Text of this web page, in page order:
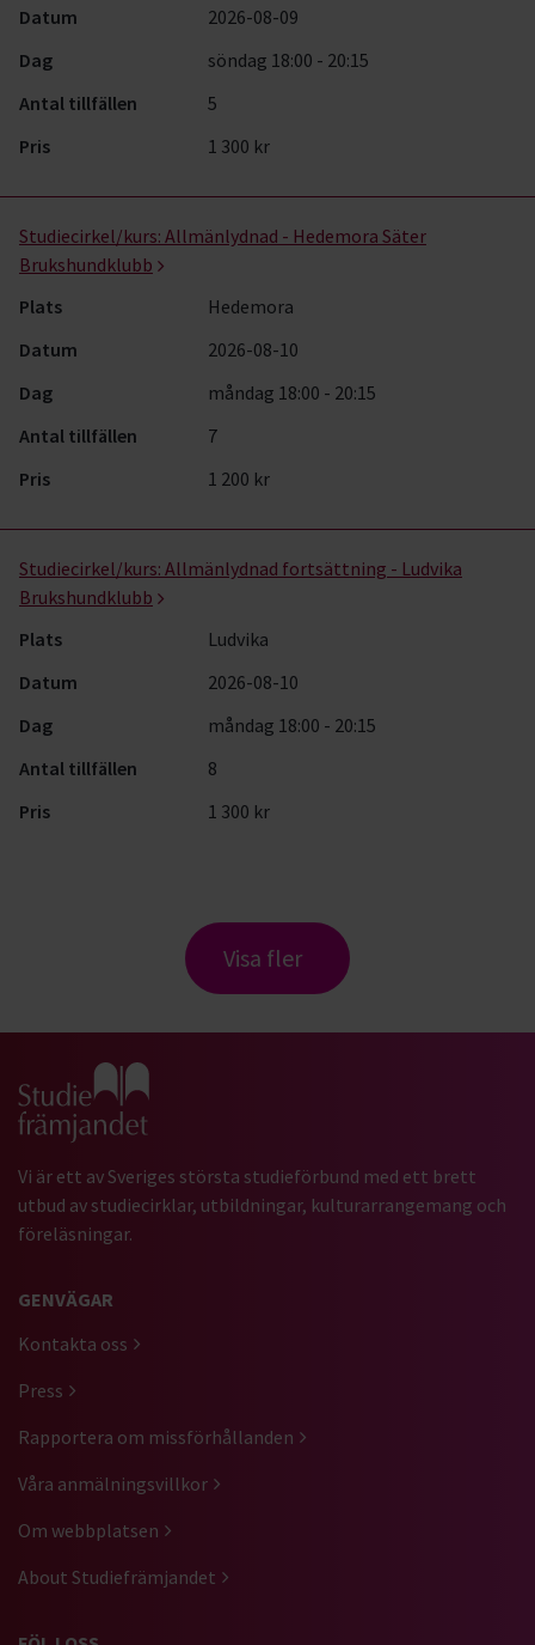
Datum
2026-08-09
Dag
söndag 18:00 - 20:15
Antal tillfällen
5
Pris
1 300 kr
Studiecirkel/kurs: Allmänlydnad - Hedemora Säter
Brukshundklubb
Plats
Hedemora
Datum
2026-08-10
Dag
måndag 18:00 - 20:15
Antal tillfällen
7
Pris
1 200 kr
Studiecirkel/kurs: Allmänlydnad fortsättning - Ludvika
Brukshundklubb
Plats
Ludvika
Datum
2026-08-10
Dag
måndag 18:00 - 20:15
Antal tillfällen
8
Pris
1 300 kr
Visa fler
Gå till studiefrämjandets startsida
Vi är ett av Sveriges största studieförbund med ett brett
utbud av studiecirklar, utbildningar, kulturarrangemang och
föreläsningar.
GENVÄGAR
Kontakta oss
Press
Rapportera om missförhållanden
Våra anmälningsvillkor
Om webbplatsen
About Studiefrämjandet